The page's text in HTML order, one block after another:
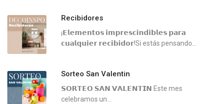
Recibidores
¡𝗘𝗹𝗲𝗺𝗲𝗻𝘁𝗼𝘀 𝗶𝗺𝗽𝗿𝗲𝘀𝗰𝗶𝗻𝗱𝗶𝗯𝗹𝗲𝘀 𝗽𝗮𝗿𝗮
𝗰𝘂𝗮𝗹𝗾𝘂𝗶𝗲𝗿 𝗿𝗲𝗰𝗶𝗯𝗶𝗱𝗼𝗿!Si estás pensando...
Sorteo San Valentin
𝗦𝗢𝗥𝗧𝗘𝗢 𝗦𝗔𝗡 𝗩𝗔𝗟𝗘𝗡𝗧𝗜𝗡 ⁣⁣Este mes
celebramos un...